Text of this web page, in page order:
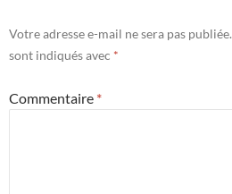
Votre adresse e-mail ne sera pas publiée.
sont indiqués avec *
Commentaire *